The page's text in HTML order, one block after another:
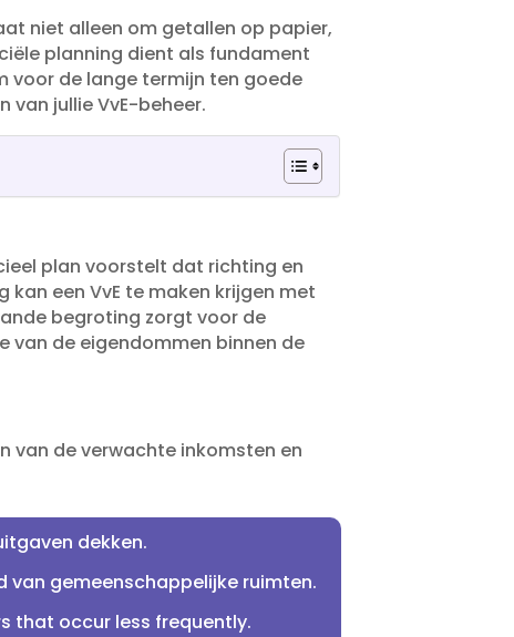
niet alleen om getallen op papier,
planning dient als fundament
voor de lange termijn ten goede
jullie VvE-beheer.​
plan voorstelt dat richting en
een VvE te maken krijgen met
begroting zorgt voor de
van de eigendommen binnen de
van de verwachte inkomsten en
dekken.​
van gemeenschappelijke ruimten.​
that occur less frequently.​